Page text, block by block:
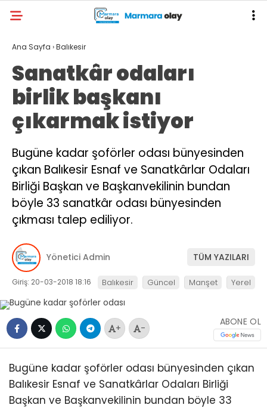
Ana Sayfa ›Balıkesir
Sanatkâr odaları
birlik başkanı
çıkarmak istiyor
Bugüne kadar şoförler odası bünyesinden
çıkan Balıkesir Esnaf ve Sanatkârlar Odaları
Birliği Başkan ve Başkanvekilinin bundan
böyle 33 sanatkâr odası bünyesinden
çıkması talep ediliyor.
Yönetici Admin TÜM YAZILARI
Giriş: 20-03-2018 18:16 Balıkesir Güncel Manşet Yerel
+ -
ABONE OL
Bugüne kadar şoförler odası bünyesinden çıkan
Balıkesir Esnaf ve Sanatkârlar Odaları Birliği
Başkan ve Başkanvekilinin bundan böyle 33